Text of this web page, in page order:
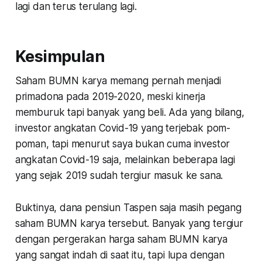
lagi dan terus terulang lagi.
Kesimpulan
Saham BUMN karya memang pernah menjadi
primadona pada 2019-2020, meski kinerja
memburuk tapi banyak yang beli. Ada yang bilang,
investor angkatan Covid-19 yang terjebak pom-
poman, tapi menurut saya bukan cuma investor
angkatan Covid-19 saja, melainkan beberapa lagi
yang sejak 2019 sudah tergiur masuk ke sana.
Buktinya, dana pensiun Taspen saja masih pegang
saham BUMN karya tersebut. Banyak yang tergiur
dengan pergerakan harga saham BUMN karya
yang sangat indah di saat itu, tapi lupa dengan